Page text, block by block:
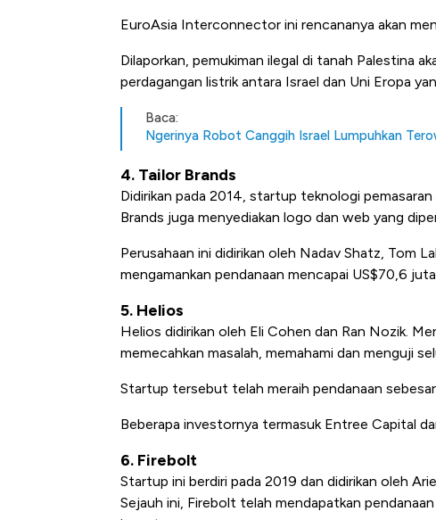
EuroAsia Interconnector ini rencananya akan
Dilaporkan, pemukiman ilegal di tanah Palestina
perdagangan listrik antara Israel dan Uni Eropa
Baca:
Ngerinya Robot Canggih Israel Lumpuhkan
4. Tailor Brands
Didirikan pada 2014, startup teknologi
Brands juga menyediakan logo dan web yang
Perusahaan ini didirikan oleh Nadav Shatz, Tom
mengamankan pendanaan mencapai US$70,6
5. Helios
Helios didirikan oleh Eli Cohen dan Ran Nozik.
memecahkan masalah, memahami dan menguji
Startup tersebut telah meraih pendanaan sebesar
Beberapa investornya termasuk Entree Capital
6. Firebolt
Startup ini berdiri pada 2019 dan didirikan oleh
Sejauh ini, Firebolt telah mendapatkan